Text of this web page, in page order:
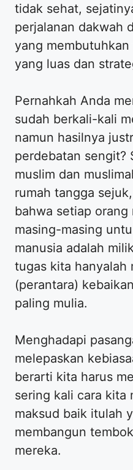
tidak sehat,
perjalanan dakwah
yang
yang luas dan
Pernahkah Anda
sudah berkali-kali
namun hasilnya
perdebatan sengit?
muslim dan
rumah tangga
bahwa setiap
masing-masing
manusia adalah
tugas kita hanyalah
(perantara)
paling mulia.
Menghadapi
melepaskan
berarti kita harus
sering kali cara kita
maksud baik itulah
membangun
mereka.